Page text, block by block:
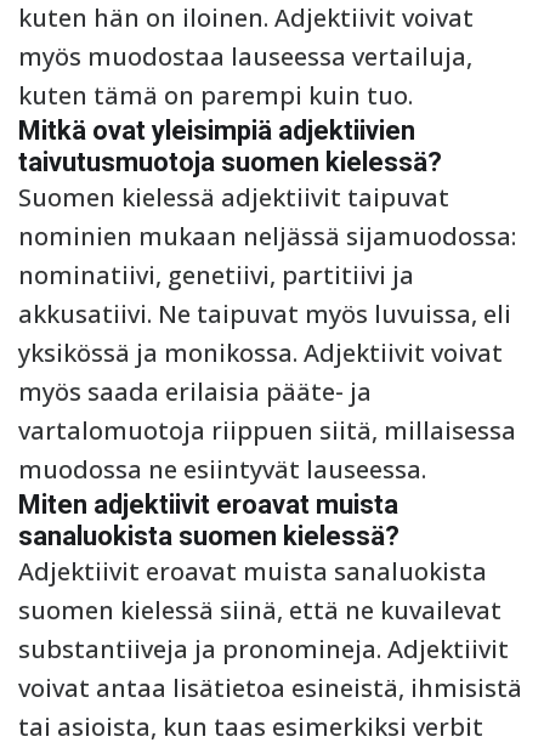
kuten hän on iloinen. Adjektiivit voivat
myös muodostaa lauseessa vertailuja,
kuten tämä on parempi kuin tuo.
Mitkä ovat yleisimpiä adjektiivien
taivutusmuotoja suomen kielessä?
Suomen kielessä adjektiivit taipuvat
nominien mukaan neljässä sijamuodossa:
nominatiivi, genetiivi, partitiivi ja
akkusatiivi. Ne taipuvat myös luvuissa, eli
yksikössä ja monikossa. Adjektiivit voivat
myös saada erilaisia pääte- ja
vartalomuotoja riippuen siitä, millaisessa
muodossa ne esiintyvät lauseessa.
Miten adjektiivit eroavat muista
sanaluokista suomen kielessä?
Adjektiivit eroavat muista sanaluokista
suomen kielessä siinä, että ne kuvailevat
substantiiveja ja pronomineja. Adjektiivit
voivat antaa lisätietoa esineistä, ihmisistä
tai asioista, kun taas esimerkiksi verbit